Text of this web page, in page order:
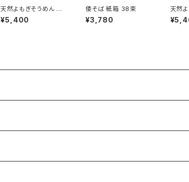
天然よもぎそうめん 木
化粧箱 42束
¥5,400
倭そば 紙箱 38束
¥3,780
天然
箱 57